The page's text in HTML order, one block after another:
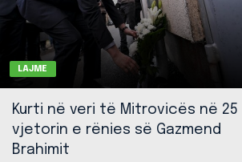
LAJME
Kurti në veri të Mitrovicës në 25
vjetorin e rënies së Gazmend
Brahimit